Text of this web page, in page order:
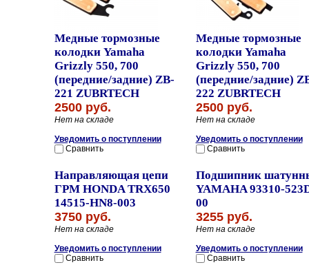
Медные тормозные
колодки Yamaha
Grizzly 550, 700
(передние/задние) ZB-
221 ZUBRTECH
2500 руб.
Нет на складе
Уведомить о поступлении
Сравнить
Медные тормозные
колодки Yamaha
Grizzly 550, 700
(передние/задние)
222 ZUBRTECH
2500 руб.
Нет на складе
Уведомить о поступлении
Сравнить
Направляющая цепи
ГРМ HONDA TRX650
14515-HN8-003
3750 руб.
Нет на складе
Уведомить о поступлении
Сравнить
Подшипник
YAMAHA 93310-
00
3255 руб.
Нет на складе
Уведомить о поступлении
Сравнить